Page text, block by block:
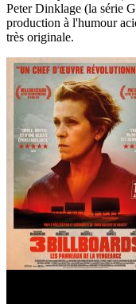
Peter Dinklage (la série
production à l'humour
très originale.